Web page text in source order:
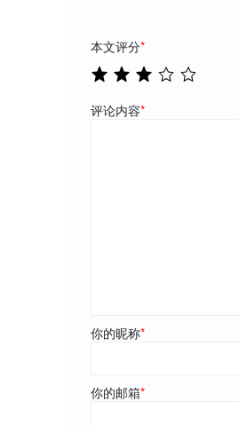
本文评分*
评论内容*
你的昵称*
你的邮箱*